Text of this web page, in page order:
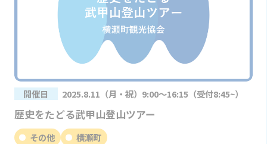
開催日 2025.8.11（月・祝）9:00～16:15（受付8:45~）
歴史をたどる武甲山登山ツアー
その他 横瀬町